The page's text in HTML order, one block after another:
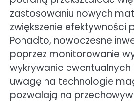
zastosowaniu nowych
zwiększenie
Ponadto, nowoczesne
poprzez monitorowanie
wykrywanie
uwagę na technologie
pozwalają na